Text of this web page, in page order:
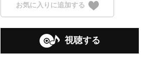
お気に入りに追加する
視聴する